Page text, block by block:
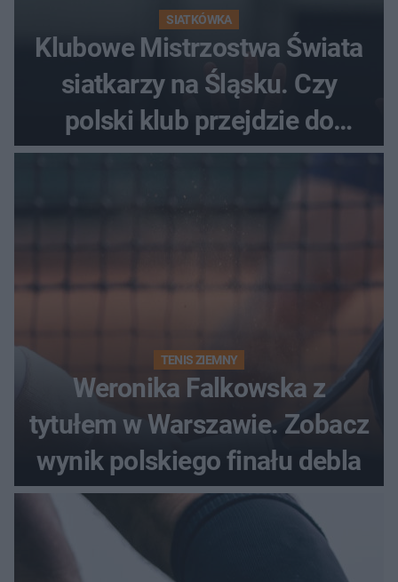
SIATKÓWKA
Klubowe Mistrzostwa Świata
siatkarzy na Śląsku. Czy
polski klub przejdzie do
historii
TENIS ZIEMNY
Weronika Falkowska z
tytułem w Warszawie. Zobacz
wynik polskiego finału debla